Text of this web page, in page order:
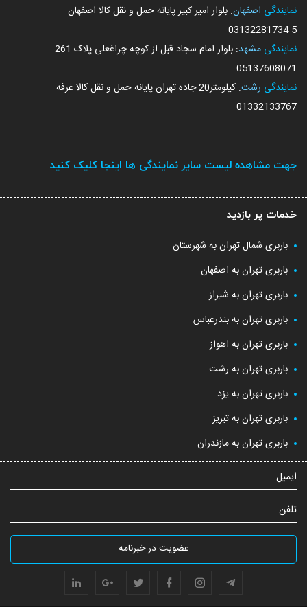
نمایندگی اصفهان: بلوار امیر کبیر پایانه حمل و نقل کالا اصفهان
03132281734-5
نمایندگی مشهد: بلوار امام سجاد قبل از کوچه چراغعلی پلاک 261
05137608071
نمایندگی رشت: کیلومتر20 جاده تهران پایانه حمل و نقل کالا غرفه
01332133767
جهت مشاهده لیست سایر نمایندگی ها اینجا کلیک کنید
خدمات پر بازدید
باربری شمال تهران به شهرستان
باربری تهران به اصفهان
باربری تهران به شیراز
باربری تهران به بندرعباس
باربری تهران به اهواز
باربری تهران به رشت
باربری تهران به یزد
باربری تهران به تبریز
باربری تهران به مازندران
ایمیل
تلفن
عضویت در خبرنامه